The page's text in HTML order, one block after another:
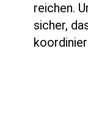
reichen.
sicher,